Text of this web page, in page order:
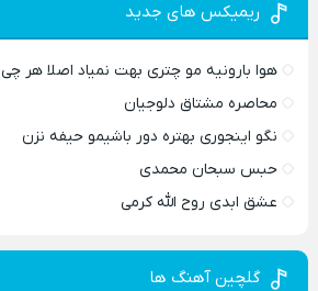
ریمیکس های جدید
هوا بارونیه مو چتری بهت نمیاد اصلا هر چی
محاصره مشتاق دلوجیان
نگو اینجوری بهتره دور باشیمو حیفه نزن
حبس سبحان محمدی
عشق ابدی روح الله کرمی
گلچین آهنگ ها